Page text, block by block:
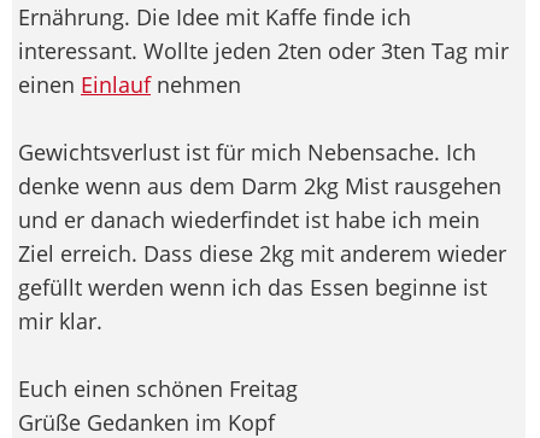
Ernährung. Die Idee mit Kaffe finde ich
interessant. Wollte jeden 2ten oder 3ten Tag mir
einen Einlaufnehmen
Gewichtsverlust ist für mich Nebensache. Ich
denke wenn aus dem Darm 2kg Mist rausgehen
und er danach wiederfindet ist habe ich mein
Ziel erreich. Dass diese 2kg mit anderem wieder
gefüllt werden wenn ich das Essen beginne ist
mir klar.
Euch einen schönen Freitag
Grüße Gedanken im Kopf